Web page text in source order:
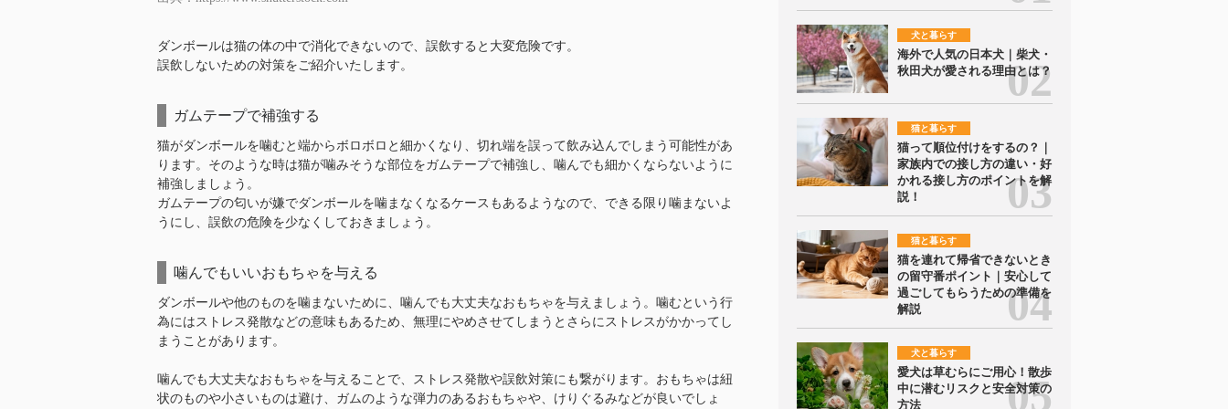
ダンボールは猫の体の中で消化できないので、誤飲すると大変危険です。
誤飲しないための対策をご紹介いたします。
ガムテープで補強する
猫がダンボールを噛むと端からボロボロと細かくなり、切れ端を誤って飲み込んでしまう可能性があ
ります。そのような時は猫が噛みそうな部位をガムテープで補強し、噛んでも細かくならないように
補強しましょう。
ガムテープの匂いが嫌でダンボールを噛まなくなるケースもあるようなので、できる限り噛まないよ
うにし、誤飲の危険を少なくしておきましょう。
噛んでもいいおもちゃを与える
ダンボールや他のものを噛まないために、噛んでも大丈夫なおもちゃを与えましょう。噛むという行
為にはストレス発散などの意味もあるため、無理にやめさせてしまうとさらにストレスがかかってし
まうことがあります。
噛んでも大丈夫なおもちゃを与えることで、ストレス発散や誤飲対策にも繋がります。おもちゃは紐
状のものや小さいものは避け、ガムのような弾力のあるおもちゃや、けりぐるみなどが良いでしょ
犬と暮らす
海外で人気の日本犬｜柴犬・
秋田犬が愛される理由とは？
猫と暮らす
猫って順位付けをするの？｜
家族内での接し方の違い・好
かれる接し方のポイントを解
説！
猫と暮らす
猫を連れて帰省できないとき
の留守番ポイント｜安心して
過ごしてもらうための準備を
解説
犬と暮らす
愛犬は草むらにご用心！散歩
中に潜むリスクと安全対策の
方法